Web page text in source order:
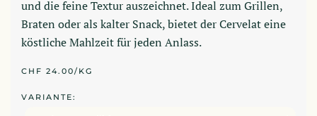
und die feine Textur auszeichnet. Ideal zum Grillen,
Braten oder als kalter Snack, bietet der Cervelat eine
köstliche Mahlzeit für jeden Anlass.
CHF 24.00/KG
VARIANTE: